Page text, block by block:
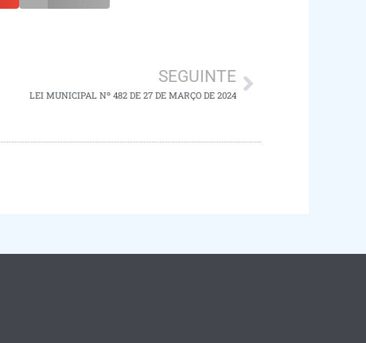
SEGUINTE
LEI MUNICIPAL Nº 482 DE 27 DE MARÇO DE 2024